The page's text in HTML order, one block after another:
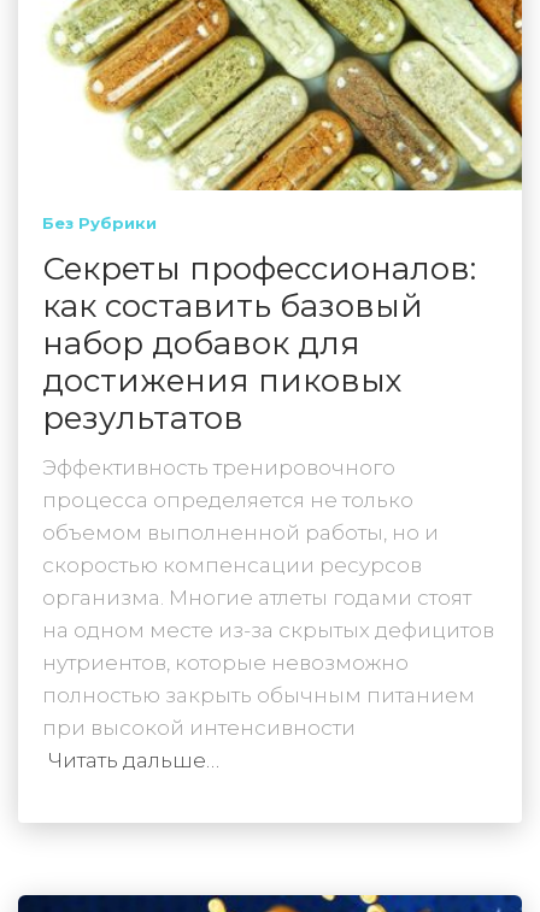
Без Рубрики
Секреты профессионалов:
как составить базовый
набор добавок для
достижения пиковых
результатов
Эффективность тренировочного
процесса определяется не только
объемом выполненной работы, но и
скоростью компенсации ресурсов
организма. Многие атлеты годами стоят
на одном месте из-за скрытых дефицитов
нутриентов, которые невозможно
полностью закрыть обычным питанием
при высокой интенсивности
Читать дальше…